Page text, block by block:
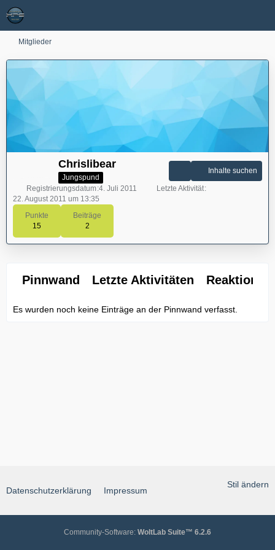
Mitglieder
Chrislibear
Jungspund
Punkte
15
Beiträge
2
Inhalte suchen
Registrierungsdatum 4. Juli 2011
Letzte Aktivität
22. August 2011 um 13:35
Pinnwand Letzte Aktivitäten Reaktionen
Es wurden noch keine Einträge an der Pinnwand verfasst.
Stil ändern
Datenschutzerklärung Impressum
Community-Software: WoltLab Suite™ 6.2.6